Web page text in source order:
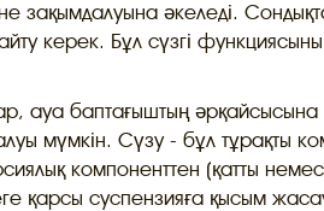
зақымдалуына әкеледі.
керек. Бұл сүзгі
ауа баптағыштың
мүмкін. Сүзу - бұл тұрақты
компоненттен (қатты
қарсы суспензияға қысым